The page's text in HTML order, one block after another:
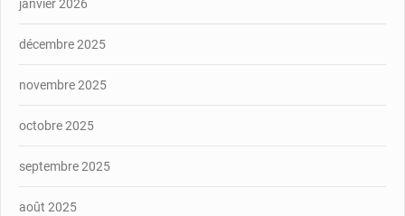
janvier 2026
décembre 2025
novembre 2025
octobre 2025
septembre 2025
août 2025